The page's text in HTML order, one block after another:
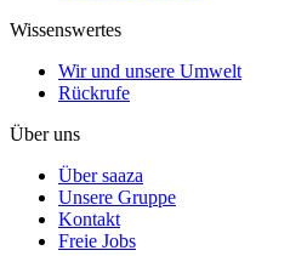
Wissenswertes
Wir und unsere Umwelt
Rückrufe
Über uns
Über saaza
Unsere Gruppe
Kontakt
Freie Jobs